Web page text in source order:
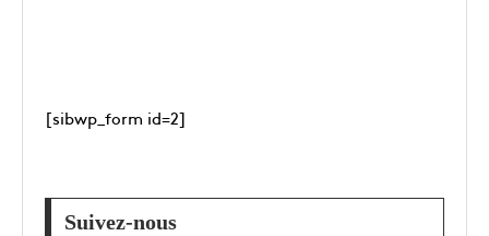
[sibwp_form id=2]
Suivez-nous